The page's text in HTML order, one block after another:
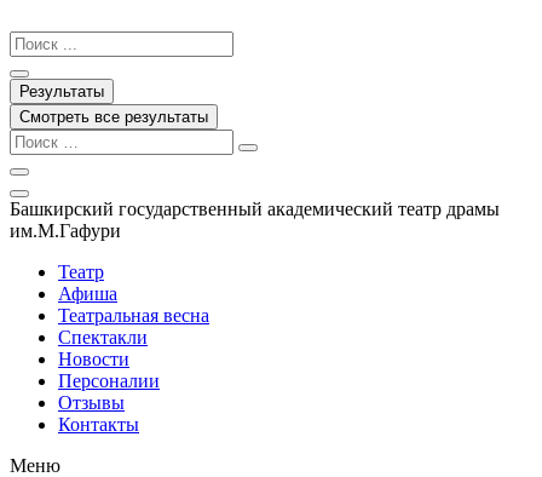
к
содержимому
Search
...
Результаты
Смотреть все результаты
Башкирский государственный академический театр драмы
им.М.Гафури
Театр
Афиша
Театральная весна
Спектакли
Новости
Персоналии
Отзывы
Контакты
Меню